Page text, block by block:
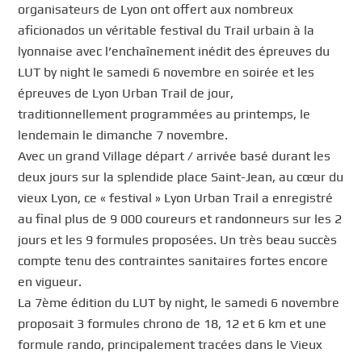
organisateurs de Lyon ont offert aux nombreux
aficionados un véritable festival du Trail urbain à la
lyonnaise avec l’enchaînement inédit des épreuves du
LUT by night le samedi 6 novembre en soirée et les
épreuves de Lyon Urban Trail de jour,
traditionnellement programmées au printemps, le
lendemain le dimanche 7 novembre.
Avec un grand Village départ / arrivée basé durant les
deux jours sur la splendide place Saint-Jean, au cœur du
vieux Lyon, ce « festival » Lyon Urban Trail a enregistré
au final plus de 9 000 coureurs et randonneurs sur les 2
jours et les 9 formules proposées. Un très beau succès
compte tenu des contraintes sanitaires fortes encore
en vigueur.
La 7ème édition du LUT by night, le samedi 6 novembre
proposait 3 formules chrono de 18, 12 et 6 km et une
formule rando, principalement tracées dans le Vieux